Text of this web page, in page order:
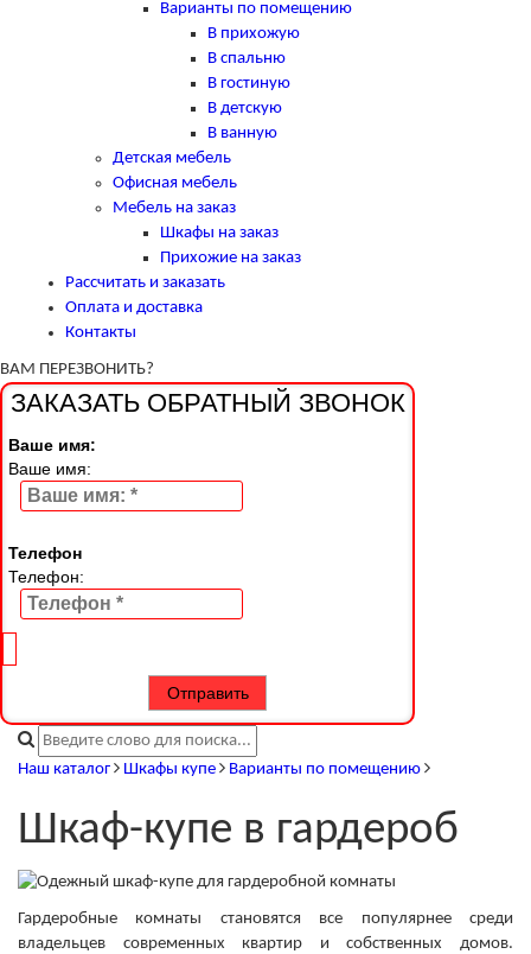
Варианты по помещению
В прихожую
В спальню
В гостиную
В детскую
В ванную
Детская мебель
Офисная мебель
Мебель на заказ
Шкафы на заказ
Прихожие на заказ
Рассчитать и заказать
Оплата и доставка
Контакты
ВАМ ПЕРЕЗВОНИТЬ?
ЗАКАЗАТЬ ОБРАТНЫЙ ЗВОНОК
Ваше имя:
Ваше имя:
Телефон
Телефон:
Наш каталог Шкафы купе Варианты по помещению
Шкаф-купе в гардероб
Гардеробные комнаты становятся все популярнее среди
владельцев современных квартир и собственных домов.